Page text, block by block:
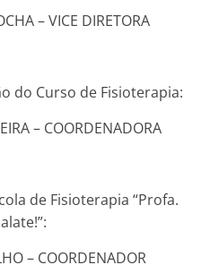
– VICE DIRETORA
do Curso de Fisioterapia:
– COORDENADORA
de Fisioterapia “Profa.
– COORDENADOR